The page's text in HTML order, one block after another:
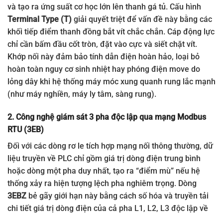
Dải cài đặt
dòng tải
trực tiếp
5 A đến 80 A (Cáp động
lực đấu nối trực tiếp vào
khối terminal)
Điện áp
nguồn nuôi
(Us)
100…240 V AC/DC(Free
Đặc tính
dòng ngắt
Curve)
Definite(Định hạn) hoặc
(Nghịch đảo dải
Kiểu lắp
đặt
35mm tiêu chuẩn hoặc
bắt vít mặt đế tủ điện
Tổng hợp
chức năng
bảo vệ
Dòng rò/Chạm đất (ZCT),
Quá dòng, Thấp dòng,
Mất pha, Đảo pha, Lệch
pha dòng, Kẹt rô-to
(Stall/Lock)
và tạo ra ứng suất cơ học lớn lên thanh gá tủ. Cấu hình
Terminal Type (T) giải quyết triệt để vấn đề này bằng các
khối tiếp điểm thanh đồng bắt vít chắc chắn. Cáp động lực
chỉ cần bấm đầu cốt tròn, đặt vào cực và siết chặt vít.
Khớp nối này đảm bảo tính dẫn điện hoàn hảo, loại bỏ
hoàn toàn nguy cơ sinh nhiệt hay phóng điện move do
lỏng dây khi hệ thống máy móc xung quanh rung lắc mạnh
(như máy nghiền, máy ly tâm, sàng rung).
2. Công nghệ giám sát 3 pha độc lập qua mạng Modbus
RTU (3EB)
Đối với các dòng rơ le tích hợp mạng nối thông thường, dữ
liệu truyền về PLC chỉ gồm giá trị dòng điện trung bình
hoặc dòng một pha duy nhất, tạo ra “điểm mù” nếu hệ
thống xảy ra hiện tượng lệch pha nghiêm trọng. Dòng
3EBZ bẻ gãy giới hạn này bằng cách số hóa và truyền tải
chi tiết giá trị dòng điện của cả pha L1, L2, L3 độc lập về